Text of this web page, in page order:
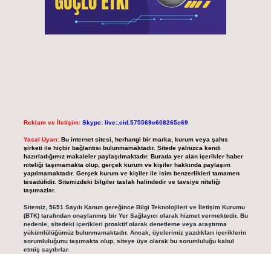
Reklam ve İletişim: Skype: live:.cid.575569c608265c69
Yasal Uyarı: Bu internet sitesi, herhangi bir marka, kurum veya şahıs
şirketi ile hiçbir bağlantısı bulunmamaktadır. Sitede yalnızca kendi
hazırladığımız makaleler paylaşılmaktadır. Burada yer alan içerikler haber
niteliği taşımamakta olup, gerçek kurum ve kişiler hakkında paylaşım
yapılmamaktadır. Gerçek kurum ve kişiler ile isim benzerlikleri tamamen
tesadüfidir. Sitemizdeki bilgiler taslak halindedir ve tavsiye niteliği
taşımazlar.
Sitemiz, 5651 Sayılı Kanun gereğince Bilgi Teknolojileri ve İletişim Kurumu
(BTK) tarafından onaylanmış bir Yer Sağlayıcı olarak hizmet vermektedir. Bu
nedenle, sitedeki içerikleri proaktif olarak denetleme veya araştırma
yükümlülüğümüz bulunmamaktadır. Ancak, üyelerimiz yazdıkları içeriklerin
sorumluluğunu taşımakta olup, siteye üye olarak bu sorumluluğu kabul
etmiş sayılırlar.